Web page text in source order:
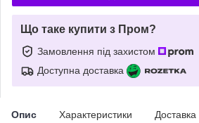
Що таке купити з Пром?
Замовлення під захистом
Доступна доставка
Опис Характеристики Доставка